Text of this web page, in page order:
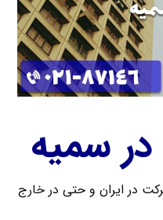
سمیه
در ایران و حتی در خارج